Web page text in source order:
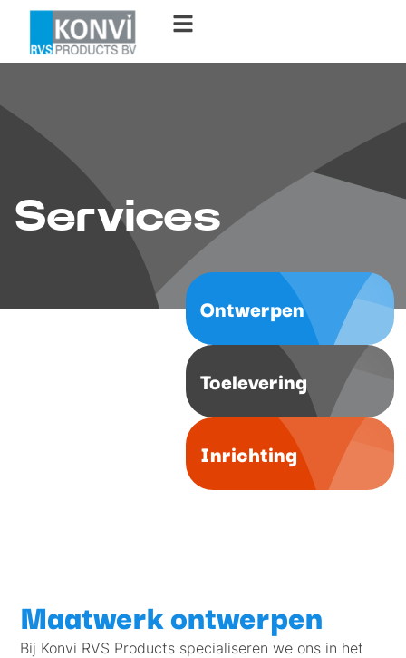
Services
Inrichting
Toelevering
Ontwerpen
Maatwerk ontwerpen
Bij Konvi RVS Products specialiseren we ons in het